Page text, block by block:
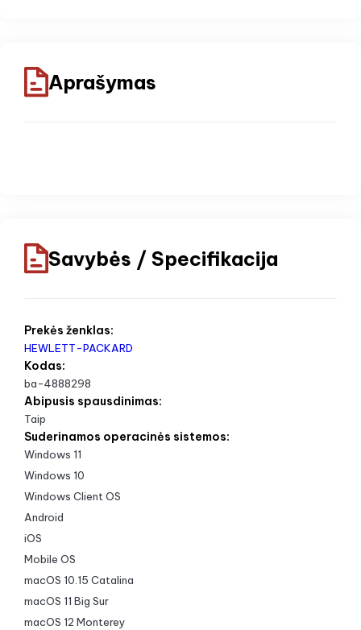
Aprašymas
Savybės / Specifikacija
Prekės ženklas:
HEWLETT-PACKARD
Kodas:
ba-4888298
Abipusis spausdinimas:
Taip
Suderinamos operacinės sistemos:
Windows 11
Windows 10
Windows Client OS
Android
iOS
Mobile OS
macOS 10.15 Catalina
macOS 11 Big Sur
macOS 12 Monterey